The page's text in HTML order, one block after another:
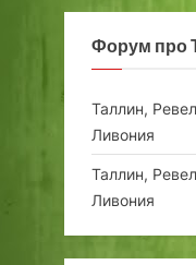
Форум про
Таллин,
Ливония
Таллин,
Ливония